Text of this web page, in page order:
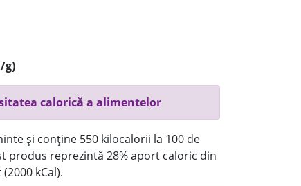
g)
calorică a alimentelor
și conține 550 kilocalorii la 100 de
produs reprezintă 28% aport caloric din
kCal).